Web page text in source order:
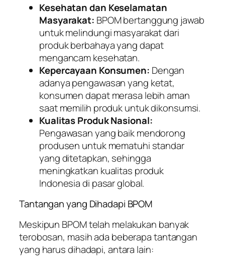
Kesehatan dan Keselamatan
Masyarakat: BPOM bertanggung jawab
untuk melindungi masyarakat dari
produk berbahaya yang dapat
mengancam kesehatan.
Kepercayaan Konsumen: Dengan
adanya pengawasan yang ketat,
konsumen dapat merasa lebih aman
saat memilih produk untuk dikonsumsi.
Kualitas Produk Nasional:
Pengawasan yang baik mendorong
produsen untuk mematuhi standar
yang ditetapkan, sehingga
meningkatkan kualitas produk
Indonesia di pasar global.
Tantangan yang Dihadapi BPOM
Meskipun BPOM telah melakukan banyak
terobosan, masih ada beberapa tantangan
yang harus dihadapi, antara lain: